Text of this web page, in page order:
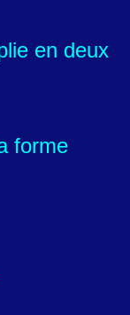
en deux
forme